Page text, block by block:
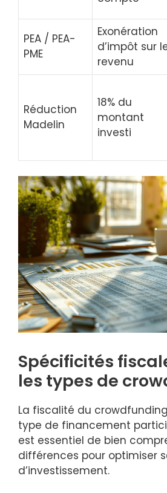
PEA / PEA-
PME
Exonération
d’impôt sur
revenu
Réduction
Madelin
18% du
montant
investi
Spécificités
les types de
La fiscalité du
type de financement
est essentiel de bien
différences pour optimiser
d’investissement.